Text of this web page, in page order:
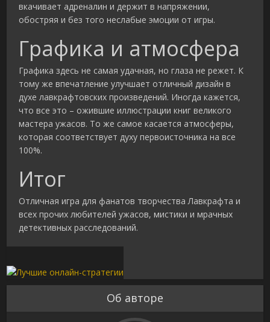
вкачивает адреналин и держит в напряжении,
обостряя и без того неслабые эмоции от игры.
Графика и атмосфера
Графика здесь не самая удачная, но глаза не режет. К
тому же впечатление улучшает отличный дизайн в
духе лавкрафтовских произведений. Иногда кажется,
что все это – ожившие иллюстрации книг великого
мастера ужасов. То же самое касается атмосферы,
которая соответствует духу первоисточника на все
100%.
Итог
Отличная игра для фанатов творчества Лавкрафта и
всех прочих любителей ужасов, мистики и мрачных
детективных расследований.
Об авторе